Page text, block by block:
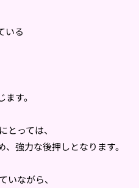
いる
す。
とっては、
、強力な後押しとなります。
いながら、